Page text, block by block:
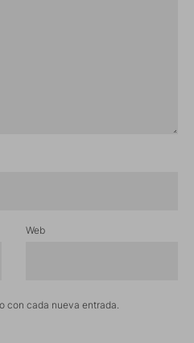
Web
con cada nueva entrada.